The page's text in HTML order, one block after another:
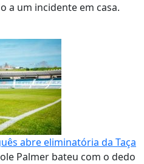
a um incidente em casa.
abre eliminatória da Taça
Palmer bateu com o dedo